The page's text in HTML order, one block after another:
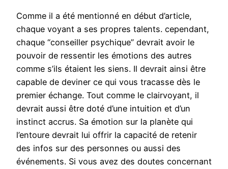
Comme il a été mentionné en début d’article,
chaque voyant a ses propres talents. cependant,
chaque “conseiller psychique” devrait avoir le
pouvoir de ressentir les émotions des autres
comme s’ils étaient les siens. Il devrait ainsi être
capable de deviner ce qui vous tracasse dès le
premier échange. Tout comme le clairvoyant, il
devrait aussi être doté d’une intuition et d’un
instinct accrus. Sa émotion sur la planète qui
l’entoure devrait lui offrir la capacité de retenir
des infos sur des personnes ou aussi des
événements. Si vous avez des doutes concernant